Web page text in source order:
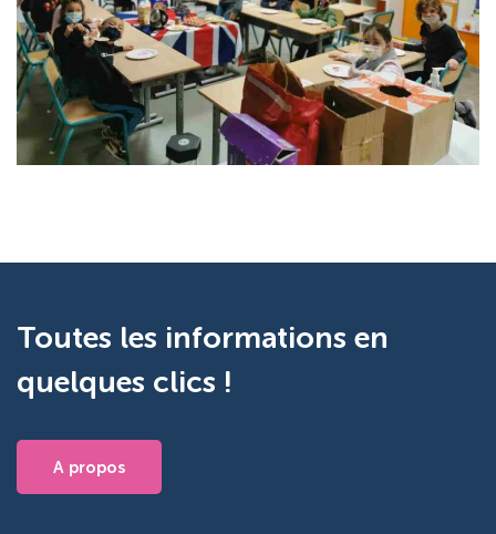
Toutes les informations en
quelques clics !
A propos